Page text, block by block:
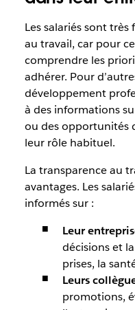
Les salariés sont
au travail, car pour
comprendre les
adhérer. Pour
développement
à des informations
ou des opportunités
leur rôle habituel.
La transparence au
avantages. Les
informés sur :
Leur
décisions et
prises, la
Leurs
promotions,